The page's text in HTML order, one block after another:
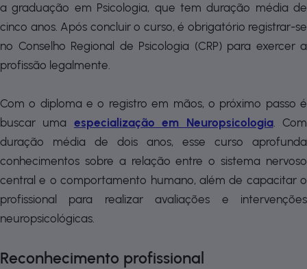
a graduação em Psicologia, que tem duração média de
cinco anos. Após concluir o curso, é obrigatório registrar-se
no Conselho Regional de Psicologia (CRP) para exercer a
profissão legalmente.
Com o diploma e o registro em mãos, o próximo passo é
buscar uma especialização em Neuropsicologia. Com
duração média de dois anos, esse curso aprofunda
conhecimentos sobre a relação entre o sistema nervoso
central e o comportamento humano, além de capacitar o
profissional para realizar avaliações e intervenções
neuropsicológicas.
Reconhecimento profissional